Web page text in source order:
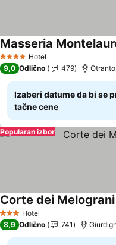
4 ZvezdiceHotel
Masseria
9,0 Odlično 479
Izaberi datume da bi se
tačne cene
Popularan izbor
3 Zvezdice
Hotel
Corte dei
8,9 Odlično 741